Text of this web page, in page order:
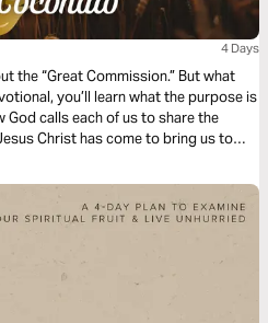
4 Days
the “Great Commission.” But what
you’ll learn what the purpose is
God calls each of us to share the
Christ has come to bring us to